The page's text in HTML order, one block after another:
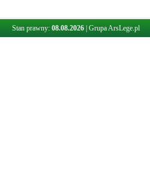
Stan prawny: 08.08.2026 Grupa ArsLege.pl